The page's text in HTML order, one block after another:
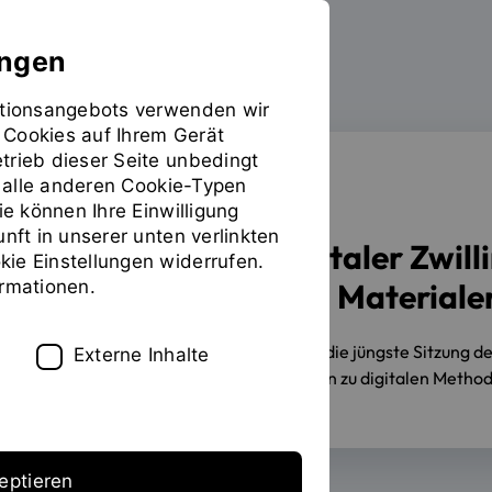
FORSCHUNG
Arbeitskreis „Digitaler
KI, Simulation und
29.04.2026Am 22.04.2026 fand die jüngste Sitzung
Forschungs- und Abschlussarbeiten zu digitalen
verwenden wir
auf Ihrem Gerät
dieser Seite unbedingt
anderen Cookie-Typen
können Ihre Einwilligung
in unserer unten verlinkten
Einstellungen widerrufen.
Externe Inhalte